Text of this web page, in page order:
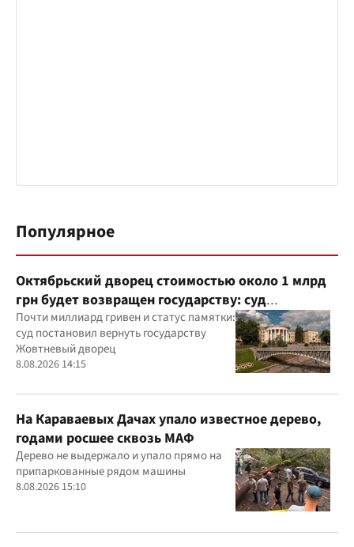
Популярное
Октябрьский дворец стоимостью около 1 млрд
грн будет возвращен государству: суд
удовлетворил иск прокуратуры
Почти миллиард гривен и статус памятки:
суд постановил вернуть государству
Жовтневый дворец
8.08.2026 14:15
На Караваевых Дачах упало известное дерево,
годами росшее сквозь МАФ
Дерево не выдержало и упало прямо на
припаркованные рядом машины
8.08.2026 15:10